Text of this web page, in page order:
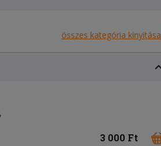
összes kategória kinyitása
3 000 Ft